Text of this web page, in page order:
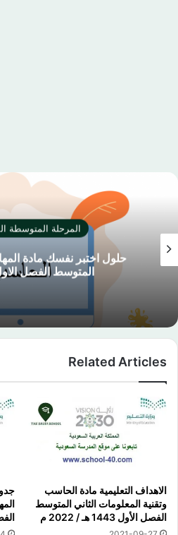
المرحلة المتوسطة
حلول اختبر نفسك مادة
المتوسط الفصل الاول
Related Articles
الاهداف التعليمية مادة الحاسب
وتقنية المعلومات الثاني المتوسط
الفصل الأول 1443 هـ / 2022 م
الفصل